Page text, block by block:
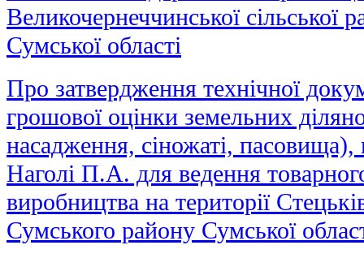
Великочернеччинської сільської
Сумської області
Про затвердження технічної
грошової оцінки земельних
насадження, сіножаті, пасовища),
Наголі П.А. для ведення
виробництва на території
Сумського району Сумської